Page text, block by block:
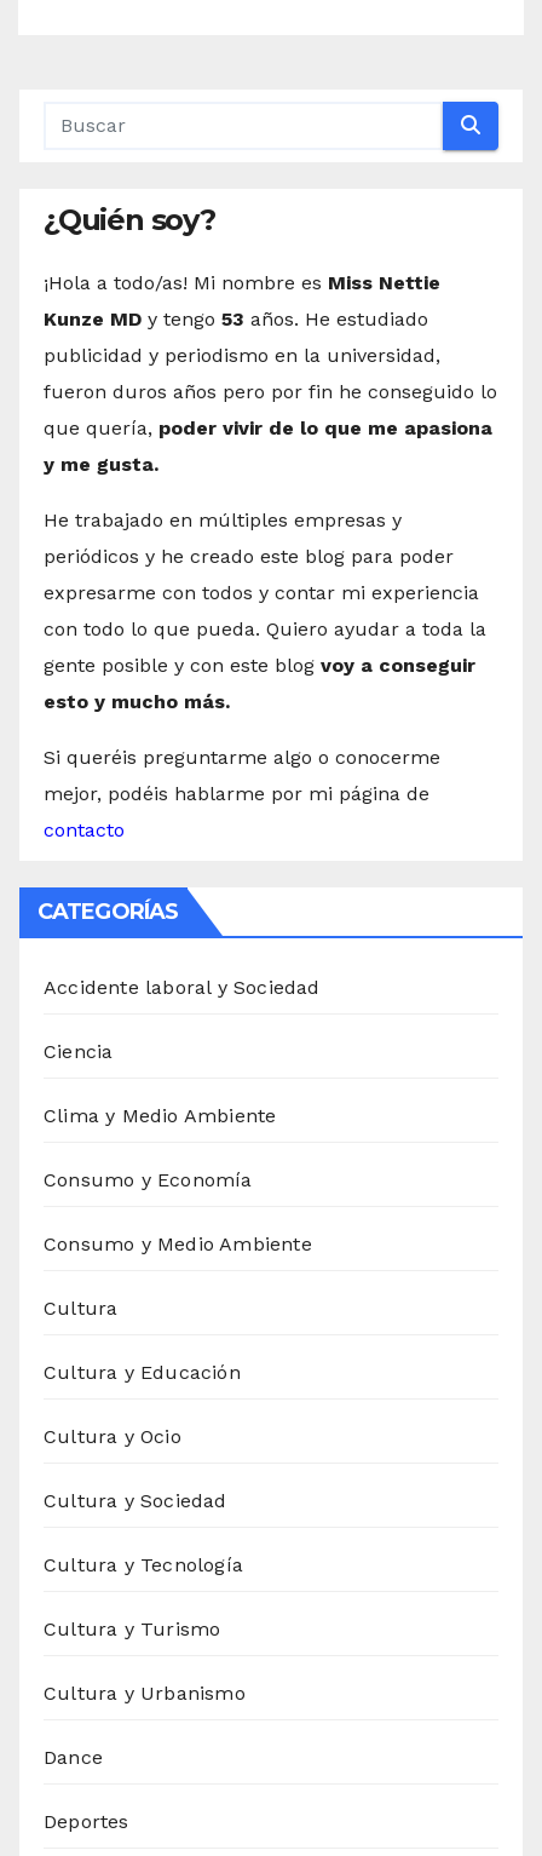
¿Quién soy?
¡Hola a todo/as! Mi nombre es Miss Nettie
Kunze MD y tengo 53 años. He estudiado
publicidad y periodismo en la universidad,
fueron duros años pero por fin he conseguido lo
que quería, poder vivir de lo que me apasiona
y me gusta.
He trabajado en múltiples empresas y
periódicos y he creado este blog para poder
expresarme con todos y contar mi experiencia
con todo lo que pueda. Quiero ayudar a toda la
gente posible y con este blog voy a conseguir
esto y mucho más.
Si queréis preguntarme algo o conocerme
mejor, podéis hablarme por mi página de
contacto
CATEGORÍAS
Accidente laboral y Sociedad
Ciencia
Clima y Medio Ambiente
Consumo y Economía
Consumo y Medio Ambiente
Cultura
Cultura y Educación
Cultura y Ocio
Cultura y Sociedad
Cultura y Tecnología
Cultura y Turismo
Cultura y Urbanismo
Dance
Deportes